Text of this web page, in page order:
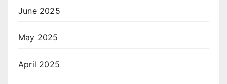
June 2025
May 2025
April 2025